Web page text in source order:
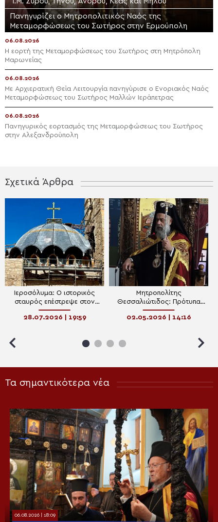
Πανηγυρίζει ο Μητροπολιτικός Ναός της
Μεταμορφώσεως του Σωτήρος στην Ερμούπολη
06.08.2026
Η εορτή της Μεταμορφώσεως του Σωτήρος στη Μητρόπολη
Μαρωνείας
06.08.2026
Με Αρχιερατική Θεία Λειτουργία πανηγύρισε ο Ενοριακός Ναός
Μεταμορφώσεως του Σωτήρος Μαλλών Ιεράπετρας
06.08.2026
Πανηγυρικός εορτασμός της Μεταμορφώσεως του Σωτήρος
στην Αλεξανδρούπολη
Σχετικά Άρθρα
Ιεροσόλυμα: Ο ιστορικός
σταυρός επέστρεψε στον
τρούλο του Ι.Ν. Αγίων
Μυροφόρων
28.07.2026 | 19:59
Μητροπολίτης
Θεσσαλιώτιδος: Πρότυπα
πίστεως και θάρρους,
Ιωσήφ, Νικόδημος,
02.05.2026 | 14:16
Τα σημαντικότερα νέα
06.08.2026 | 18:09